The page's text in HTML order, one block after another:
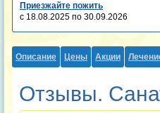
Приезжайте пожить
с 18.08.2025 по 30.09.2026
Описание Цены Акции
Отзывы.